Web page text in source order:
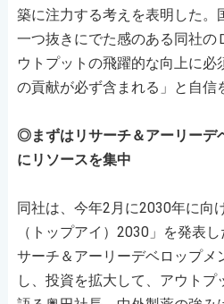
築に注力する考えを表明した。
一つ抜きにでた感のある同社の
ウトプットの飛躍的な向上に必
の貢献が必ず含まれる」と自信
◎まずはリサーチ＆アーリーデ
にリソースを集中
同社は、今年2月に2030年に向
（トップアイ）2030」を発表
サーチ＆アーリーデベロップメ
し、投資を拡大して、アウトプ